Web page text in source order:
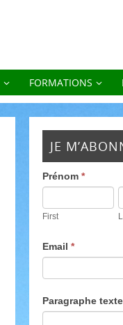
FORMATIONS
JE
Prénom*
First
Email*
Paragraphe texte